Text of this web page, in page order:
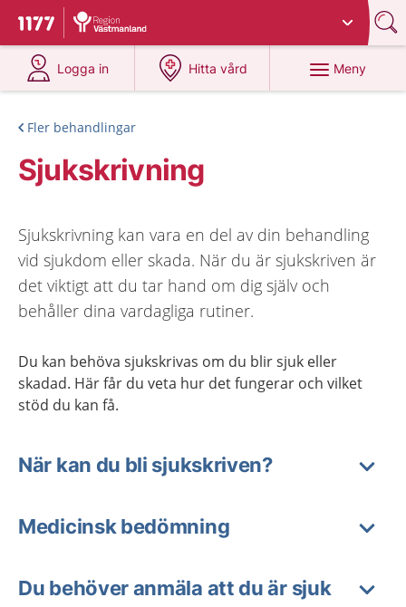
Till startsidan för 1177
Du har valt region
Logga in
på 1177.se
Hitta vård
på 1177.se
Meny
Fler behandlingar
Sjukskrivning
Sjukskrivning kan vara en del av din behandling
vid sjukdom eller skada. När du är sjukskriven är
det viktigt att du tar hand om dig själv och
behåller dina vardagliga rutiner.
Du kan behöva sjukskrivas om du blir sjuk eller
skadad. Här får du veta hur det fungerar och vilket
stöd du kan få.
När kan du bli sjukskriven?
Medicinsk bedömning
Du behöver anmäla att du är sjuk